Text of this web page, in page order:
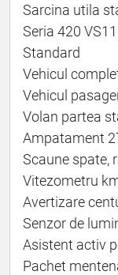
Sarcina utila
Seria 420 VS11
Standard
Vehicul
Vehicul
Volan partea
Ampatament
Scaune spate,
Vitezometru
Avertizare
Senzor de
Asistent activ
Pachet